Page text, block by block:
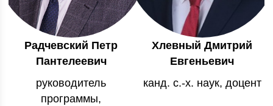
Радчевский Петр
Пантелеевич
руководитель
программы,
Хлевный Дмитрий
Евгеньевич
канд. с.-х. наук, доцент